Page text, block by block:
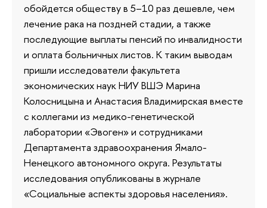
обойдется обществу в 5–10 раз дешевле, чем
лечение рака на поздней стадии, а также
последующие выплаты пенсий по инвалидности
и оплата больничных листов. К таким выводам
пришли исследователи факультета
экономических наук НИУ ВШЭ Марина
Колосницына и Анастасия Владимирская вместе
с коллегами из медико-генетической
лаборатории «Эвоген» и сотрудниками
Департамента здравоохранения Ямало-
Ненецкого автономного округа. Результаты
исследования опубликованы в журнале
«Социальные аспекты здоровья населения».